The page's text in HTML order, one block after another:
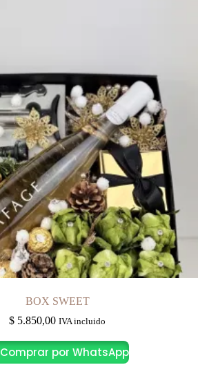
BOX SWEET
$ 5.850,00 IVA incluido
Comprar por WhatsApp